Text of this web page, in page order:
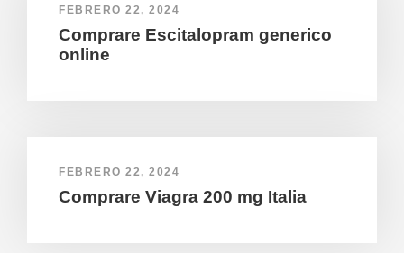
FEBRERO 22, 2024
Comprare Escitalopram generico
online
FEBRERO 22, 2024
Comprare Viagra 200 mg Italia